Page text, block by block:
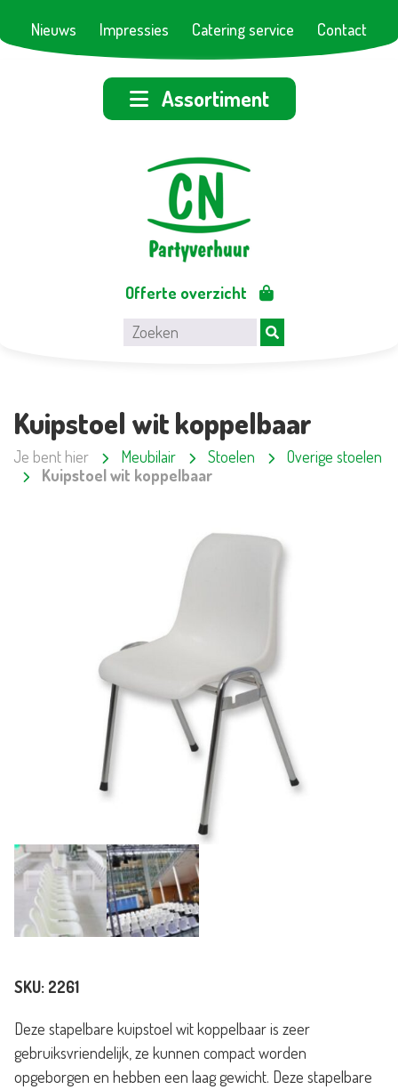
Nieuws Impressies Catering service Contact
Assortiment
Offerte overzicht
Kuipstoel wit koppelbaar
Je bent hier Meubilair Stoelen
Overige stoelen
Kuipstoel wit koppelbaar
SKU: 2261
Deze stapelbare kuipstoel wit koppelbaar is zeer
gebruiksvriendelijk, ze kunnen compact worden
opgeborgen en hebben een laag gewicht. Deze stapelbare